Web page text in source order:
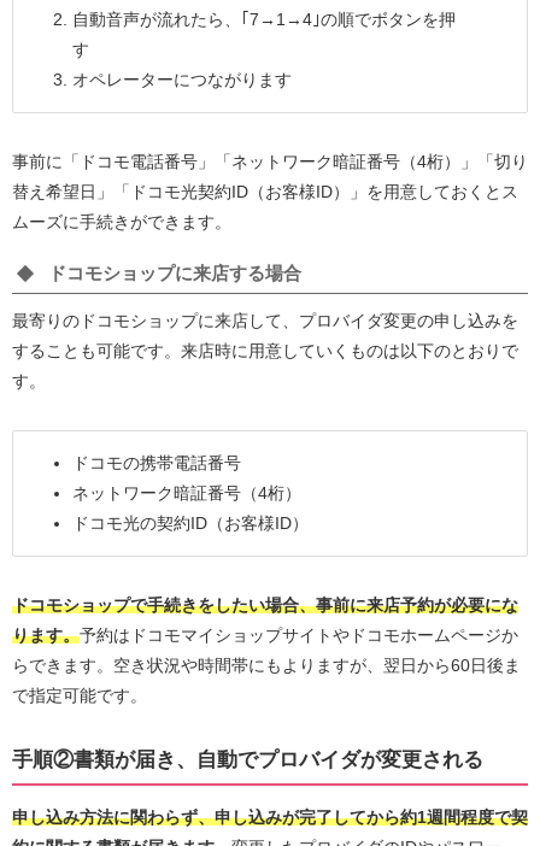
自動音声が流れたら、｢7→1→4｣の順でボタンを押
す
オペレーターにつながります
事前に「ドコモ電話番号」「ネットワーク暗証番号（4桁）」「切り
替え希望日」「ドコモ光契約ID（お客様ID）」を用意しておくとス
ムーズに手続きができます。
ドコモショップに来店する場合
最寄りのドコモショップに来店して、プロバイダ変更の申し込みを
することも可能です。来店時に用意していくものは以下のとおりで
す。
ドコモの携帯電話番号
ネットワーク暗証番号（4桁）
ドコモ光の契約ID（お客様ID）
ドコモショップで手続きをしたい場合、事前に来店予約が必要にな
ります。予約はドコモマイショップサイトやドコモホームページか
らできます。空き状況や時間帯にもよりますが、翌日から60日後ま
で指定可能です。
手順②書類が届き、自動でプロバイダが変更される
申し込み方法に関わらず、申し込みが完了してから約1週間程度で契